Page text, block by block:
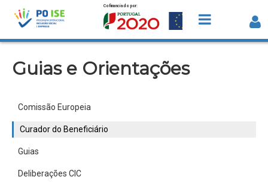
Saltar para o conteúdo
Cofinanciado por:
Guias e Orientações
Comissão Europeia
Curador do Beneficiário
Guias
Deliberações CIC